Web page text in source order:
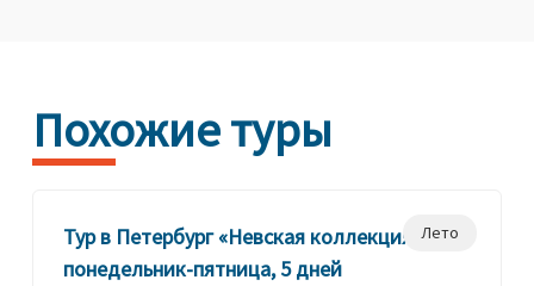
Похожие туры
Лето
Тур в Петербург «Невская коллекция»,
понедельник-пятница, 5 дней